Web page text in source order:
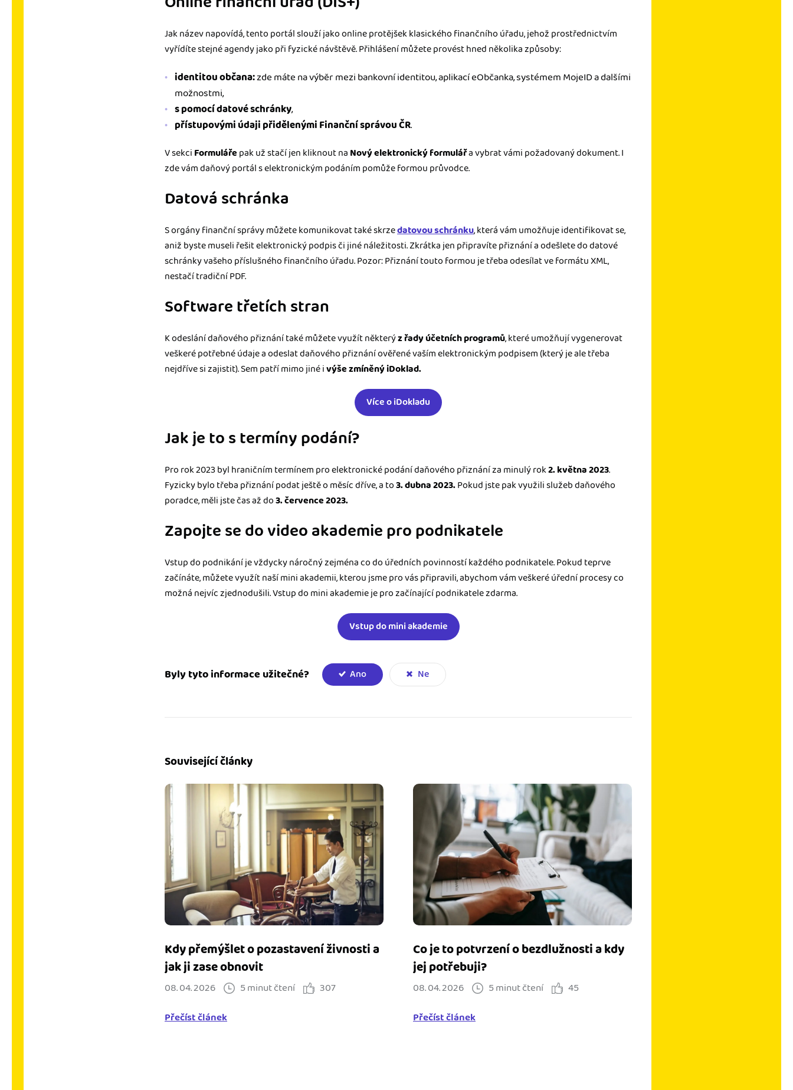
Jak název napovídá, tento portál slouží jako online protějšek klasického finančního úřadu, jehož prostřednictvím
vyřídíte stejné agendy jako při fyzické návštěvě. Přihlášení můžete provést hned několika způsoby:
identitou občana:zde máte na výběr mezi bankovní identitou, aplikací eObčanka, systémem MojeID a dalšími
možnostmi,
s pomocí datové schránky,
přístupovými údaji přidělenými Finanční správou ČR.
V sekci Formulářepak už stačí jen kliknout na Nový elektronický formulářa vybrat vámi požadovaný dokument. I
zde vám daňový portál s elektronickým podáním pomůže formou průvodce.
Datová schránka
S orgány finanční správy můžete komunikovat také skrzedatovou schránku, která vám umožňuje identifikovat se,
aniž byste museli řešit elektronický podpis či jiné náležitosti. Zkrátka jen připravíte přiznání a odešlete do datové
schránky vašeho příslušného finančního úřadu. Pozor: Přiznání touto formou je třeba odesílat ve formátu XML,
nestačí tradiční PDF.
Software třetích stran
K odeslání daňového přiznání také můžete využít některýz řady účetních programů, které umožňují vygenerovat
veškeré potřebné údaje a odeslat daňového přiznání ověřené vaším elektronickým podpisem (který je ale třeba
nejdříve si zajistit). Sem patří mimo jiné ivýše zmíněný iDoklad.
Více o iDokladu
Jak je to s termíny podání?
Pro rok 2023 byl hraničním termínem pro elektronické podání daňového přiznání za minulý rok2. května 2023.
Fyzicky bylo třeba přiznání podat ještě o měsíc dříve, a to3. dubna 2023.Pokud jste pak využili služeb daňového
poradce, měli jste čas až do3. července 2023.
Zapojte se do video akademie pro podnikatele
Vstup do podnikání je vždycky náročný zejména co do úředních povinností každého podnikatele. Pokud teprve
začínáte, můžete využít naší mini akademii, kterou jsme pro vás připravili, abychom vám veškeré úřední procesy co
možná nejvíc zjednodušili. Vstup do mini akademie je pro začínající podnikatele zdarma.
Vstup do mini akademie
Byly tyto informace užitečné? Ano Ne
Související články
Kdy přemýšlet o pozastavení živnosti a
jak ji zase obnovit
08. 04. 2026 5 minut čtení
307
Přečíst článek
Co je to potvrzení o bezdlužnosti a kdy
jej potřebuji?
08. 04. 2026 5 minut čtení
45
Přečíst článek